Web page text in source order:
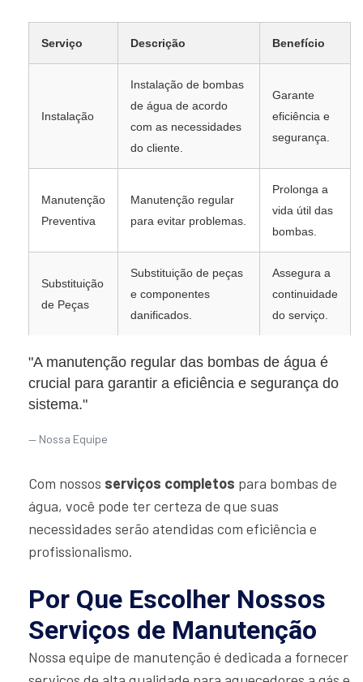
Serviço Descrição Benefício
Instalação
Instalação de bombas
de água de acordo
com as necessidades
do cliente.
Garante
eficiência e
segurança.
Manutenção
Preventiva
Manutenção regular
para evitar problemas.
Prolonga a
vida útil das
bombas.
Substituição
de Peças
Substituição de peças
e componentes
danificados.
Assegura a
continuidade
do serviço.
"A manutenção regular das bombas de água é
crucial para garantir a eficiência e segurança do
sistema."
Nossa Equipe
Com nossos serviços completos para bombas de
água, você pode ter certeza de que suas
necessidades serão atendidas com eficiência e
profissionalismo.
Por Que Escolher Nossos
Serviços de Manutenção
Nossa equipe de manutenção é dedicada a fornecer